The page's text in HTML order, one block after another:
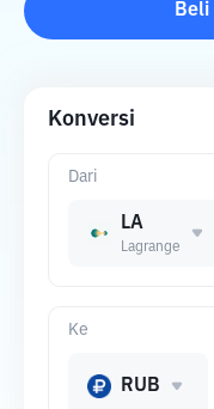
Beli
Konversi
Dari
LA
Lagrange
Ke
RUB